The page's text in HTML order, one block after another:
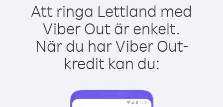
Att ringa Lettland med
Viber Out är enkelt.
När du har Viber Out-
kredit kan du: